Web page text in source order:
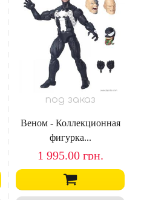
под заказ
Веном - Коллекционная
фигурка...
1 995.00 грн.